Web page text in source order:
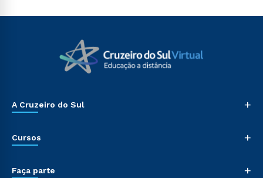
A Cruzeiro do Sul +
Cursos +
Faça parte +